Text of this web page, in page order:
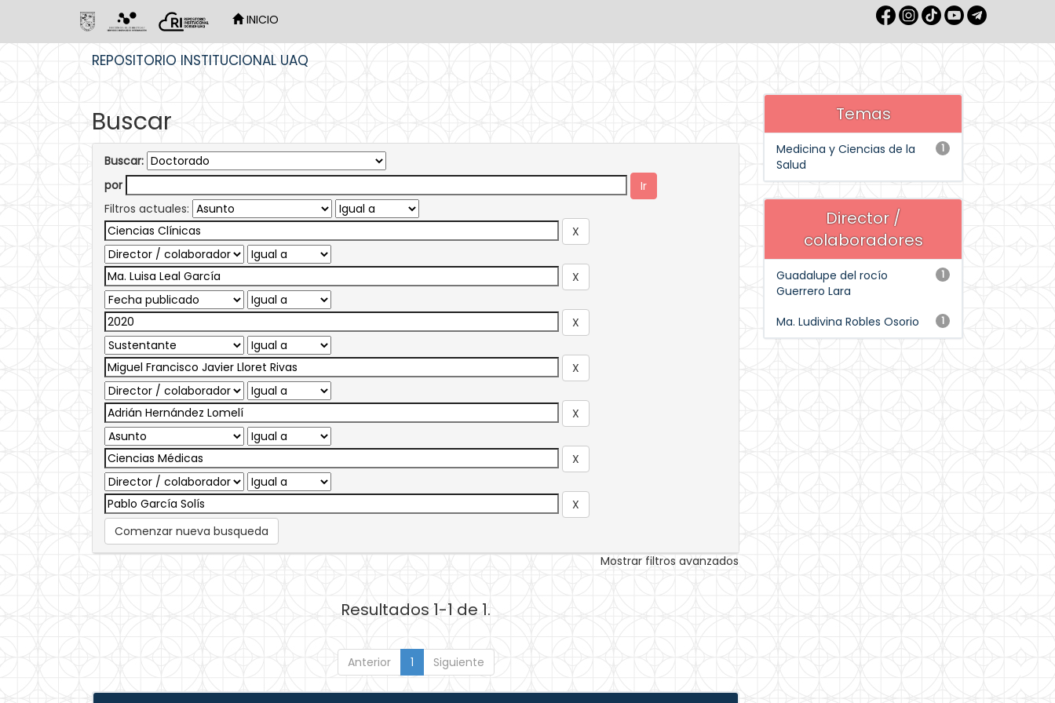
INICIO
REPOSITORIO INSTITUCIONAL UAQ
Buscar
Buscar:
por
Filtros actuales:
Comenzar nueva busqueda
Mostrar filtros avanzados
Resultados 1-1 de 1.
Anterior 1 Siguiente
Temas
1
Medicina y Ciencias de la
Salud
Director /
colaboradores
1
Guadalupe del rocío
Guerrero Lara
1
Ma. Ludivina Robles Osorio